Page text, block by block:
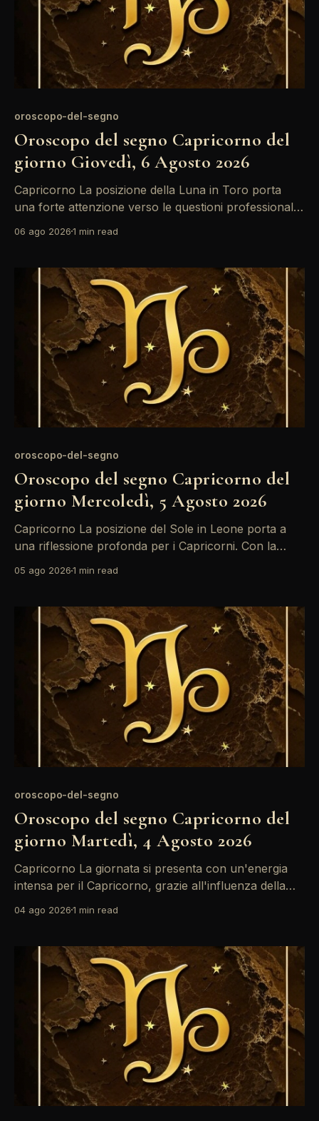
oroscopo-del-segno
Oroscopo del segno Capricorno del
giorno Giovedì, 6 Agosto 2026
Capricorno La posizione della Luna in Toro porta
una forte attenzione verso le questioni professionali.
sul lavoro, ma fai attenzione alle tensioni con
complicate del previsto. Mantieni la calma e valuta
ogni opzione con
06 ago 20261 min read
oroscopo-del-segno
Oroscopo del segno Capricorno del
giorno Mercoledì, 5 Agosto 2026
Capricorno La posizione del Sole in Leone porta a
una riflessione profonda per i Capricorni. Con la
proprie priorità emotive e relazionali. Non temere di
difficile. Il Sole in Leone e la
05 ago 20261 min read
oroscopo-del-segno
Oroscopo del segno Capricorno del
giorno Martedì, 4 Agosto 2026
Capricorno La giornata si presenta con un'energia
intensa per il Capricorno, grazie all'influenza della
È un momento ideale per riflettere su obiettivi e
portare a decisioni affrettate. Mantieni la
04 ago 20261 min read